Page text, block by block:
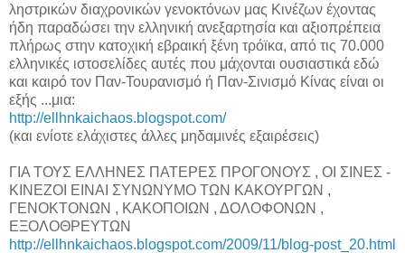
ληστρικών διαχρονικών γενοκτόνων μας Κινέζων έχοντας
ήδη παραδώσει την ελληνική ανεξαρτησία και αξιοπρέπεια
πλήρως στην κατοχική εβραική ξένη τρόϊκα, από τις 70.000
ελληνικές ιστοσελίδες αυτές που μάχονται ουσιαστικά εδώ
και καιρό τον Παν-Τουρανισμό ή Παν-Σινισμό Κίνας είναι οι
εξής ...μια:
http://ellhnkaichaos.blogspot.com/
(και ενίοτε ελάχιστες άλλες μηδαμινές εξαιρέσεις)
ΓΙΑ ΤΟΥΣ ΕΛΛΗΝΕΣ ΠΑΤΕΡΕΣ ΠΡΟΓΟΝΟΥΣ , ΟΙ ΣΙΝΕΣ -
ΚΙΝΕΖΟΙ ΕΙΝΑΙ ΣΥΝΩΝΥΜΟ ΤΩΝ ΚΑΚΟΥΡΓΩΝ ,
ΓΕΝΟΚΤΟΝΩΝ , ΚΑΚΟΠΟΙΩΝ , ΔΟΛΟΦΟΝΩΝ ,
ΕΞΟΛΟΘΡΕΥΤΩΝ
http://ellhnkaichaos.blogspot.com/2009/11/blog-post_20.html